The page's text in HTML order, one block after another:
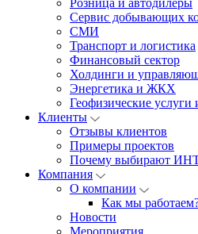
Розница и автодилеры
Сервис добывающих
СМИ
Транспорт и логистика
Финансовый сектор
Холдинги и
Энергетика и ЖКХ
Геофизические услуги
Клиенты
Отзывы клиентов
Примеры проектов
Почему выбирают
Компания
О компании
Как мы
Новости
Мероприятия